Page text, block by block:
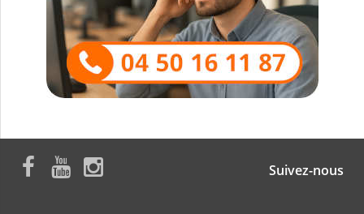
Suivez-nous